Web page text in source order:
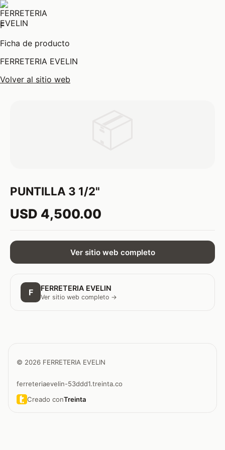
F
Ficha de producto
FERRETERIA EVELIN
Volver al sitio web
PUNTILLA 3 1/2"
USD 4,500.00
Ver sitio web completo
F FERRETERIA EVELIN
Ver sitio web completo →
© 2026 FERRETERIA EVELIN
ferreteriaevelin-53ddd1.treinta.co
Creado conTreinta